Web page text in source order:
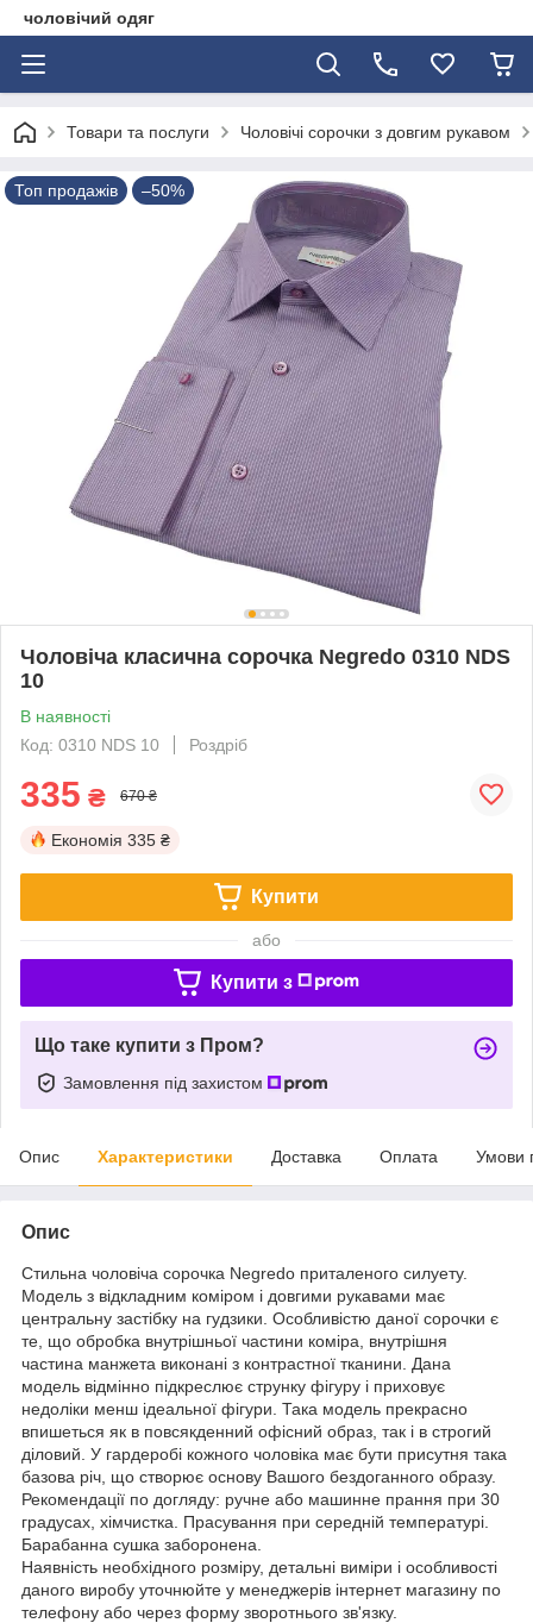
чоловічий одяг
Товари та послуги Чоловічі сорочки з довгим рукавом
Топ продажів –50%
Чоловіча класична сорочка Negredo 0310 NDS
10
В наявності
Код: 0310 NDS 10
Роздріб
335 ₴ 670 ₴
Економія 335 ₴
Купити
або
Купити з
Що таке купити з Пром?
Замовлення під захистом
Опис Характеристики Доставка Оплата Умови
Опис
Стильна чоловіча сорочка Negredo приталеного силуету.
Модель з відкладним коміром і довгими рукавами має
центральну застібку на гудзики. Особливістю даної сорочки є
те, що обробка внутрішньої частини коміра, внутрішня
частина манжета виконані з контрастної тканини. Дана
модель відмінно підкреслює струнку фігуру і приховує
недоліки менш ідеальної фігури. Така модель прекрасно
впишеться як в повсякденний офісний образ, так і в строгий
діловий. У гардеробі кожного чоловіка має бути присутня така
базова річ, що створює основу Вашого бездоганного образу.
Рекомендації по догляду: ручне або машинне прання при 30
градусах, хімчистка. Прасування при середній температурі.
Барабанна сушка заборонена.
Наявність необхідного розміру, детальні виміри і особливості
даного виробу уточнюйте у менеджерів інтернет магазину по
телефону або через форму зворотнього зв'язку.